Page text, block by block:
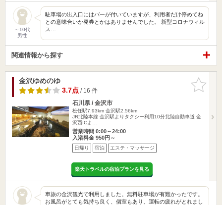
～10代
男性
駐車場の出入口にはバーが付いていますが、利用者だけ停めてね
との意味合いか発券とかはありませんでした。 新型コロナウィル
ス…
関連情報から探す
お気に入
りに追加
金沢ゆめのゆ
3.7点/ 16 件
石川県 / 金沢市
松任駅7.93km 金沢駅2.56km
JR北陸本線 金沢駅よりタクシー利用10分北陸自動車道 金
沢西ICよ…
営業時間 0:00～24:00
入浴料金 950円～
日帰り 宿泊 エステ・マッサージ
楽天トラベルの宿泊プランを見る
車旅の金沢観光で利用しました。無料駐車場が有難かったです。
お風呂がとても気持ち良く、個室もあり、運転の疲れがとれまし